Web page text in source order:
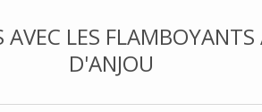
AVEC LES
D'ANJOU